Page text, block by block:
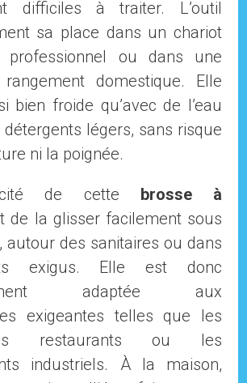
difficiles à traiter. L’outil
sa place dans un chariot
professionnel ou dans une
domestique. Elle
bien froide qu’avec de l’eau
légers, sans risque
ni la poignée.
de cette brosse à
de la glisser facilement sous
autour des sanitaires ou dans
exigus. Elle est donc
adaptée aux
exigeantes telles que les
restaurants ou les
industriels. À la maison,